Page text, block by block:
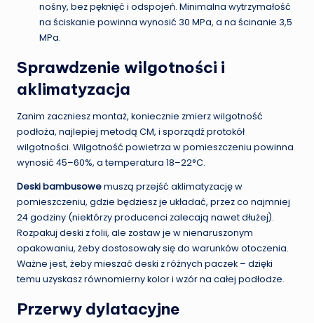
nośny, bez pęknięć i odspojeń. Minimalna wytrzymałość
na ściskanie powinna wynosić 30 MPa, a na ścinanie 3,5
MPa.
Sprawdzenie wilgotności i
aklimatyzacja
Zanim zaczniesz montaż, koniecznie zmierz wilgotność
podłoża, najlepiej metodą CM, i sporządź protokół
wilgotności. Wilgotność powietrza w pomieszczeniu powinna
wynosić 45–60%, a temperatura 18–22°C.
Deski bambusowemuszą przejść aklimatyzację w
pomieszczeniu, gdzie będziesz je układać, przez co najmniej
24 godziny (niektórzy producenci zalecają nawet dłużej).
Rozpakuj deski z folii, ale zostaw je w nienaruszonym
opakowaniu, żeby dostosowały się do warunków otoczenia.
Ważne jest, żeby mieszać deski z różnych paczek – dzięki
temu uzyskasz równomierny kolor i wzór na całej podłodze.
Przerwy dylatacyjne